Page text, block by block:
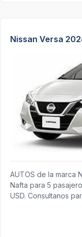
Nissan Versa
AUTOS de la marca
Nafta para 5
USD. Consultanos